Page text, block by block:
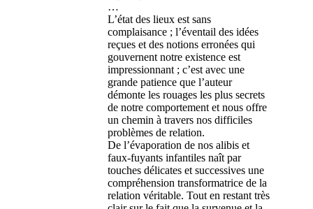
…
L’état des lieux est sans
complaisance ; l’éventail des idées
reçues et des notions erronées qui
gouvernent notre existence est
impressionnant ; c’est avec une
grande patience que l’auteur
démonte les rouages les plus secrets
de notre comportement et nous offre
un chemin à travers nos difficiles
problèmes de relation.
De l’évaporation de nos alibis et
faux-fuyants infantiles naît par
touches délicates et successives une
compréhension transformatrice de la
relation véritable. Tout en restant très